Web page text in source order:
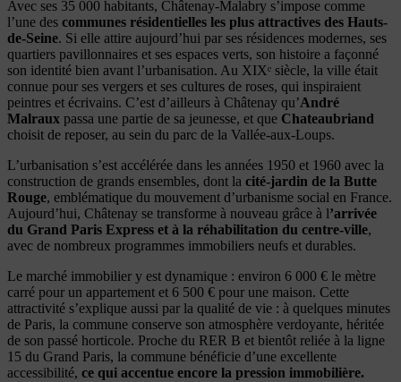
Avec ses 35 000 habitants, Châtenay-Malabry s’impose comme
l’une des communes résidentielles les plus attractives des Hauts-
de-Seine. Si elle attire aujourd’hui par ses résidences modernes, ses
quartiers pavillonnaires et ses espaces verts, son histoire a façonné
son identité bien avant l’urbanisation. Au XIXᵉ siècle, la ville était
connue pour ses vergers et ses cultures de roses, qui inspiraient
peintres et écrivains. C’est d’ailleurs à Châtenay qu’André
Malraux passa une partie de sa jeunesse, et que Chateaubriand
choisit de reposer, au sein du parc de la Vallée-aux-Loups.
L’urbanisation s’est accélérée dans les années 1950 et 1960 avec la
construction de grands ensembles, dont la cité-jardin de la Butte
Rouge, emblématique du mouvement d’urbanisme social en France.
Aujourd’hui, Châtenay se transforme à nouveau grâce à l’arrivée
du Grand Paris Express et à la réhabilitation du centre-ville,
avec de nombreux programmes immobiliers neufs et durables.
Le marché immobilier y est dynamique : environ 6 000 € le mètre
carré pour un appartement et 6 500 € pour une maison. Cette
attractivité s’explique aussi par la qualité de vie : à quelques minutes
de Paris, la commune conserve son atmosphère verdoyante, héritée
de son passé horticole. Proche du RER B et bientôt reliée à la ligne
15 du Grand Paris, la commune bénéficie d’une excellente
accessibilité, ce qui accentue encore la pression immobilière.